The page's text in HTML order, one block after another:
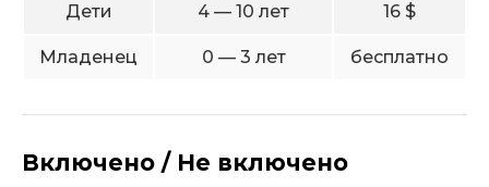
Дети 4 — 10 лет 16 $
Младенец 0 — 3 лет бесплатно
Включено / Не включено